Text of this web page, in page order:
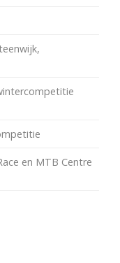
en MTB Centre